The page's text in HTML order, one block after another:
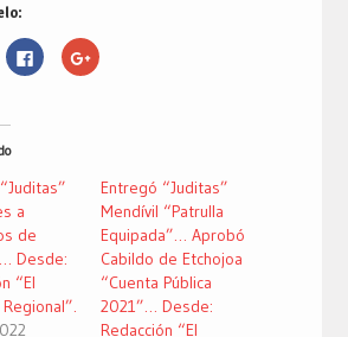
Haz
clic
una
ventana
Haz
clic
una
ventana
nueva)
a
de
Desde:
“El
Entregó “Juditas”
Mendívil “Patrulla
Equipada”… Aprobó
Cabildo de Etchojoa
“Cuenta Pública
2021”… Desde:
Redacción “El